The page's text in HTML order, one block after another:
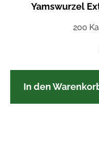
Yamswurzel
200
In den